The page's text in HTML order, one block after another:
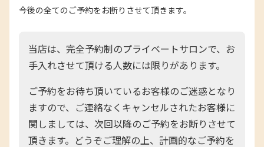
今後の全てのご予約をお断りさせて頂きます。
当店は、完全予約制のプライベートサロンで、お
手入れさせて頂ける人数には限りがあります。
ご予約をお待ち頂いているお客様のご迷惑となり
ますので、ご連絡なくキャンセルされたお客様に
関しましては、次回以降のご予約をお断りさせて
頂きます。どうぞご理解の上、計画的なご予約を